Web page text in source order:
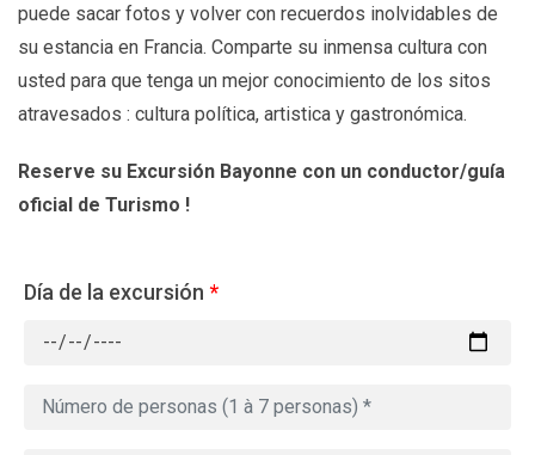
puede sacar fotos y volver con recuerdos inolvidables de
su estancia en Francia. Comparte su inmensa cultura con
usted para que tenga un mejor conocimiento de los sitos
atravesados : cultura política, artistica y gastronómica.
Reserve su Excursión Bayonne con un conductor/guía
oficial de Turismo !
Día de la excursión *